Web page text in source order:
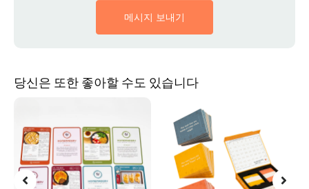
메시지 보내기
당신은 또한 좋아할 수도 있습니다